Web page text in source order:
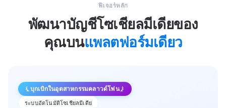
ฟีเจอร์หลัก
พัฒนาบัญชีโซเชียลมีเดียของ
คุณบนแพลตฟอร์มเดียว
บุกเบิกในอุตสาหกรรมคลาวด์โฟน
ระบบอัตโนมัติโซเชียลมีเดีย